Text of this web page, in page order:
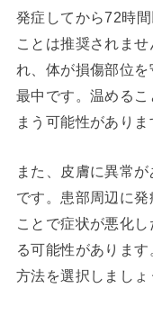
発症してから72時
ことは推奨されま
れ、体が損傷部位
最中です。温めるこ
まう可能性がありま
また、皮膚に異常
です。患部周辺に
ことで症状が悪化
る可能性がありま
方法を選択しましょ